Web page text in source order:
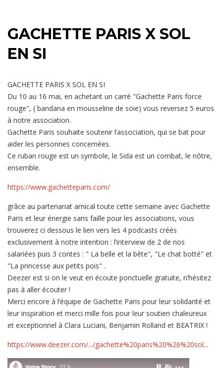
GACHETTE PARIS X SOL
EN SI
GACHETTE PARIS X SOL EN SI
Du 10 au 16 mai, en achetant un carré "Gachette Paris force
rouge", ( bandana en mousseline de soie) vous reversez 5 euros
à notre association.
Gachette Paris souhaite soutenir l’association, qui se bat pour
aider les personnes concernées.
Ce ruban rouge est un symbole, le Sida est un combat, le nôtre,
ensemble.
https://www.gachetteparis.com/
grâce au partenariat amical toute cette semaine avec Gachette
Paris et leur énergie sans faille pour les associations, vous
trouverez ci dessous le lien vers les 4 podcasts créés
exclusivement à notre intention : l’interview de 2 de nos
salariées puis 3 contes : " La belle et la bête", "Le chat botté" et
"La princesse aux petits pois" .
Deezer est si on le veut en écoute ponctuelle gratuite, n’hésitez
pas à aller écouter !
Merci encore à l’équipe de Gachette Paris pour leur solidarité et
leur inspiration et merci mille fois pour leur soutien chaleureux
et exceptionnel à Clara Luciani, Benjamin Rolland et BEATRIX !
https://www.deezer.com/.../gachette%20paris%20%26%20sol...